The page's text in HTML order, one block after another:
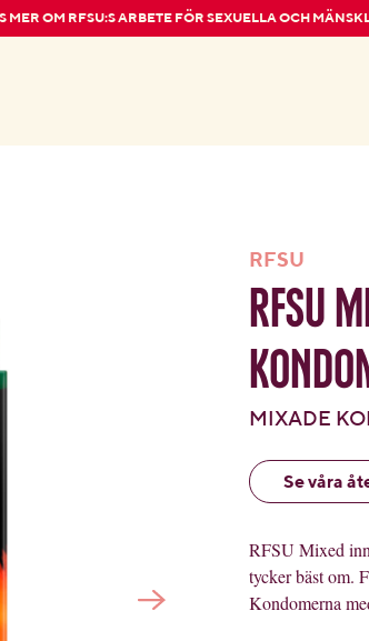
MER OM RFSU:S ARBETE FÖR SEXUELLA OCH
RFSU
RFSU
MIXADE
Se våra
RFSU Mixed
tycker bäst om.
Kondomerna